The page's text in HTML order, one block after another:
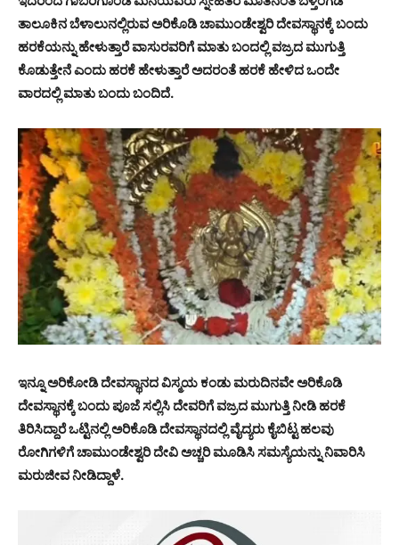
ತಾಲೂಕಿನ ಬೆಳಾಲುನಲ್ಲಿರುವ ಅರಿಕೊಡಿ ಚಾಮುಂಡೇಶ್ವರಿ ದೇವಸ್ಥಾನಕ್ಕೆ ಬಂದು
ಹರಕೆಯನ್ನು ಹೇಳುತ್ತಾರೆ ವಾಸುರವರಿಗೆ ಮಾತು ಬಂದಲ್ಲಿ ವಜ್ರದ ಮುಗುತ್ತಿ
ಕೊಡುತ್ತೇನೆ ಎಂದು ಹರಕೆ ಹೇಳುತ್ತಾರೆ ಅದರಂತೆ ಹರಕೆ ಹೇಳಿದ ಒಂದೇ
ವಾರದಲ್ಲಿ ಮಾತು ಬಂದು ಬಂದಿದೆ.
ಇನ್ನೂ ಅರಿಕೋಡಿ ದೇವಸ್ಥಾನದ ವಿಸ್ಮಯ ಕಂಡು ಮರುದಿನವೇ ಅರಿಕೊಡಿ
ದೇವಸ್ಥಾನಕ್ಕೆ ಬಂದು ಪೂಜೆ ಸಲ್ಲಿಸಿ ದೇವರಿಗೆ ವಜ್ರದ ಮುಗುತ್ತಿ ನೀಡಿ ಹರಕೆ
ತಿರಿಸಿದ್ದಾರೆ ಒಟ್ಟಿನಲ್ಲಿ ಅರಿಕೊಡಿ ದೇವಸ್ಥಾನದಲ್ಲಿ ವೈದ್ಯರು ಕೈಬಿಟ್ಟ ಹಲವು
ರೋಗಿಗಳಿಗೆ ಚಾಮುಂಡೇಶ್ವರಿ ದೇವಿ ಅಚ್ಚರಿ ಮೂಡಿಸಿ ಸಮಸ್ಯೆಯನ್ನು ನಿವಾರಿಸಿ
ಮರುಜೀವ ನೀಡಿದ್ದಾಳೆ.